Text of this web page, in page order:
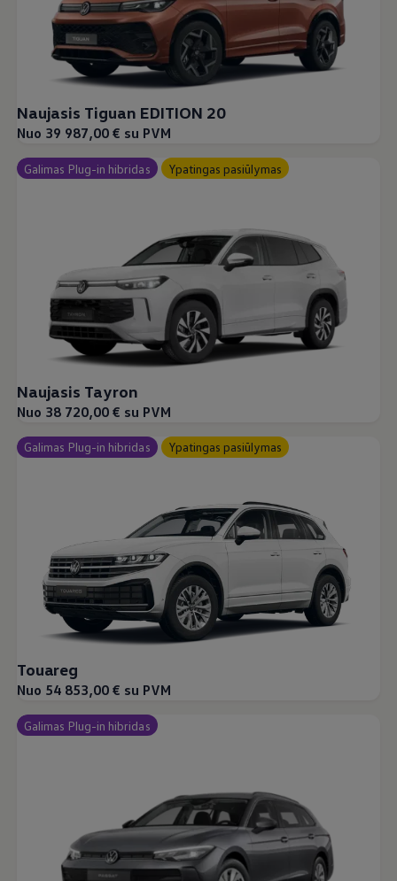
Naujasis Tiguan EDITION 20
Nuo 39 987,00 € su PVM
Galimas Plug-in hibridas Ypatingas pasiūlymas
Naujasis Tayron
Nuo 38 720,00 € su PVM
Galimas Plug-in hibridas Ypatingas pasiūlymas
Touareg
Nuo 54 853,00 € su PVM
Galimas Plug-in hibridas